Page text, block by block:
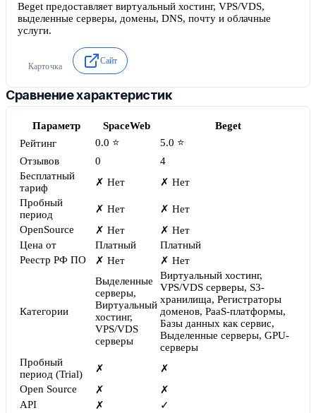
Beget предоставляет виртуальный хостинг, VPS/VDS,
выделенные серверы, домены, DNS, почту и облачные
услуги.
Карточка
Сайт
Сравнение характеристик
Параметр SpaceWeb
Beget
Рейтинг
0.0 ⭐
5.0 ⭐
Отзывов
0
4
Бесплатный
тариф
✗ Нет
✗ Нет
Пробный
период
✗ Нет
✗ Нет
OpenSource
✗ Нет
✗ Нет
Цена от
Платный
Платный
Реестр РФ ПО
✗ Нет ✗ Нет
Категории
Выделенные
серверы,
Виртуальный
хостинг,
VPS/VDS
серверы
Виртуальный хостинг,
VPS/VDS серверы, S3-
хранилища, Регистраторы
доменов, PaaS-платформы,
Базы данных как сервис,
Выделенные серверы, GPU-
серверы
Пробный
период (Trial)
✗
✗
Open Source
✗
✗
API
✗
✓